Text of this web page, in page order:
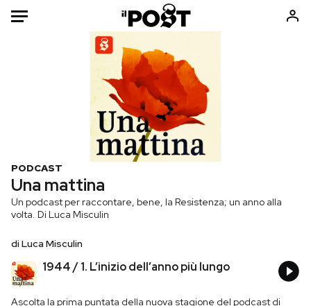
Auto
Tecnologia
Scienza
Moda
Consumismi
Ok Boomer!
Mondiali calcio 2026
PODCAST
Una mattina
Un podcast per raccontare, bene, la Resistenza; un anno alla
volta. Di Luca Misculin
di Luca Misculin
1944 / 1. L’inizio dell’anno più lungo
Ascolta la prima puntata della nuova stagione del podcast di